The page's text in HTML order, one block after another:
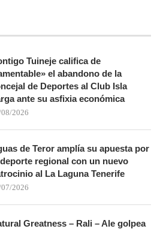
Tuineje califica de
el abandono de la
de Deportes al Club Isla
ante su asfixia económica
2026
de Teror amplía su apuesta por
regional con un nuevo
al La Laguna Tenerife
2026
Greatness – Rali – Ale golpea